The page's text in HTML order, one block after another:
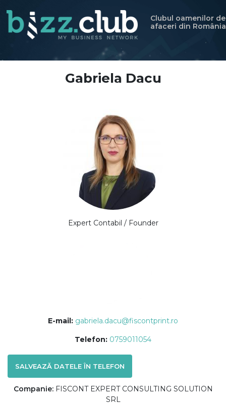
Clubul oamenilor de
afaceri din România
Gabriela Dacu
Expert Contabil / Founder
E-mail: gabriela.dacu@fiscontprint.ro
Telefon: 0759011054
SALVEAZĂ DATELE ÎN TELEFON
Companie:FISCONT EXPERT CONSULTING SOLUTION
SRL